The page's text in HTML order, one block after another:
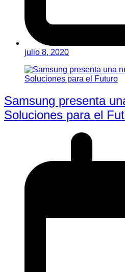
julio 8, 2020
Samsung presenta
Soluciones para el